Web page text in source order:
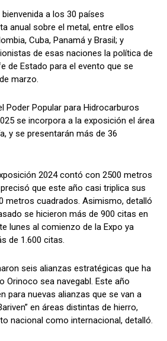
a los 30 países
anual sobre el metal, entre ellos
Cuba, Panamá y Brasil; y
de esas naciones la política de
de Estado para el evento que se
marzo.
Poder Popular para Hidrocarburos
se incorpora a la exposición el área
y se presentarán más de 36
2024 contó con 2500 metros
que este año casi triplica sus
metros cuadrados. Asimismo, detalló
se hicieron más de 900 citas en
lunes al comienzo de la Expo ya
de 1.600 citas.
seis alianzas estratégicas que ha
Orinoco sea navegabl. Este año
para nuevas alianzas que se van a
en áreas distintas de hierro,
nacional como internacional, detalló.